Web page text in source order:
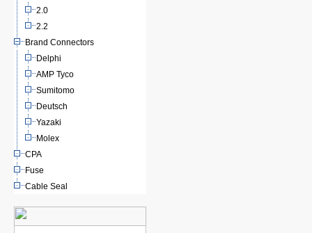
2.0
2.2
Brand Connectors
Delphi
AMP Tyco
Sumitomo
Deutsch
Yazaki
Molex
CPA
Fuse
Cable Seal